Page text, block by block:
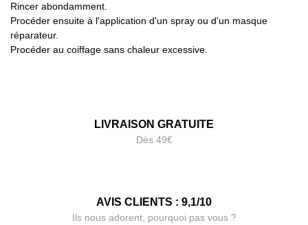
Rincer abondamment.
Procéder ensuite à l'application d'un spray ou d'un masque
réparateur.
Procéder au coiffage sans chaleur excessive.
LIVRAISON GRATUITE
Dès 49€
AVIS CLIENTS : 9,1/10
Ils nous adorent, pourquoi pas vous ?